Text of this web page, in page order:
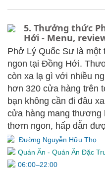
5. Thưởng thức
Hới - Menu,
Phở Lý Quốc Sư là
ngon tại Đồng Hới.
còn xa lạ gì với nhiều
hơn 320 cửa hàng trên
bạn không cần đi đâu
cửa hàng mang thương
thơm ngon, hấp dẫn
Đường Nguyễn Hữu Thọ
Quán Ăn - Quán Ăn Đặc
06:00–22:00